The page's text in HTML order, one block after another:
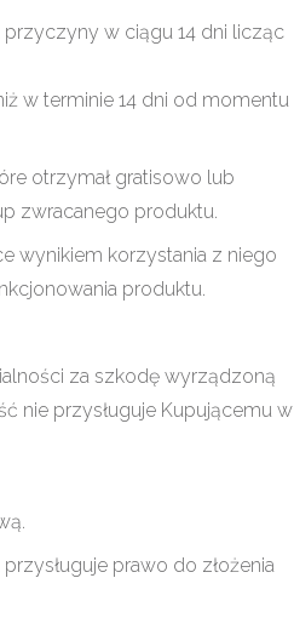
przyczyny w ciągu 14 dni licząc
w terminie 14 dni od momentu
otrzymał gratisowo lub
zwracanego produktu.
wynikiem korzystania z niego
produktu.
za szkodę wyrządzoną
nie przysługuje Kupującemu w
prawo do złożenia